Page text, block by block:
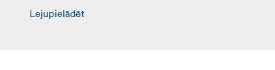
Lejupielādēt